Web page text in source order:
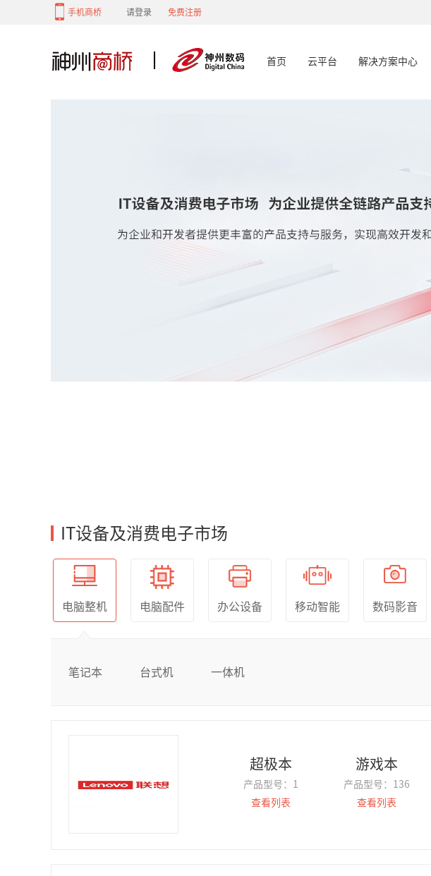
手机商桥 请登录 免费注册
首页 云平台 解决方案中心
IT设备及消费电子市场
电脑整机 电脑配件 办公设备 移动智能 数码影音
笔记本 台式机 一体机
超极本
产品型号：
1
查看列表
游戏本
产品型号：
136
查看列表